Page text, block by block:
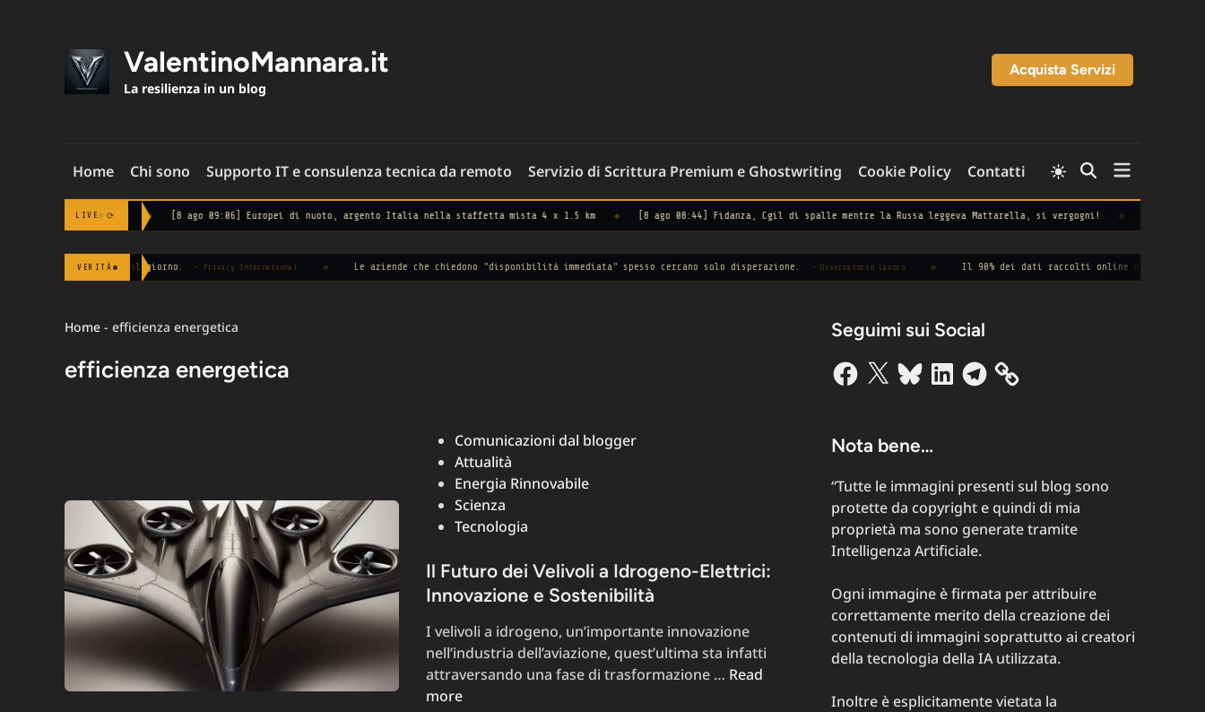
ValentinoMannara.it
La resilienza in un blog
Acquista Servizi
Home Chi sono Supporto IT e consulenza tecnica da remoto Servizio di Scrittura Premium e Ghostwriting Cookie Policy Contatti Switch
to
light
mode
OpenOpen
LIVE ⟳
[8 ago 09:06] Europei di nuoto, argento Italia nella staffetta mista 4 x 1.5 km ◆ [8 ago 08:44] Fidanza, Cgil di spalle mentre la Russa leggeva Mattarella, si vergogni! ◆ [8 ago 08:26]
VERITÀ
100 volte al giorno. — Privacy International ◆ Le aziende che chiedono "disponibilità immediata" spesso cercano solo disperazione. — Osservatorio Lavoro ◆ Il 90% dei dati raccolti online non viene mai
Home - efficienza energetica
efficienza energetica
PostedComunicazioni dal blogger
Attualità
Energia Rinnovabile
Scienza
Tecnologia
Il Futuro dei Velivoli a Idrogeno-Elettrici:
Innovazione e Sostenibilità
I velivoli a idrogeno, un’importante innovazione
nell’industria dell’aviazione, quest’ultima sta infatti
attraversando una fase di trasformazione … Il
Read
more
Seguimi sui Social
Facebook
X BlueskyLinkedInTelegram
Nota bene…
“Tutte le immagini presenti sul blog sono
protette da copyright e quindi di mia
proprietà ma sono generate tramite
Intelligenza Artificiale.
Ogni immagine è firmata per attribuire
correttamente merito della creazione dei
contenuti di immagini soprattutto ai creatori
della tecnologia della IA utilizzata.
Inoltre è esplicitamente vietata la